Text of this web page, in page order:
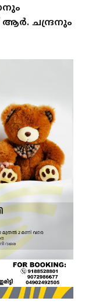
ചന്ദ്രനും